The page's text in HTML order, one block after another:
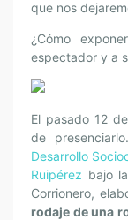
que nos
¿Cómo
espectador y a
El pasado 12
de
Desarrollo
Ruipérez bajo
Corrionero,
rodaje de una